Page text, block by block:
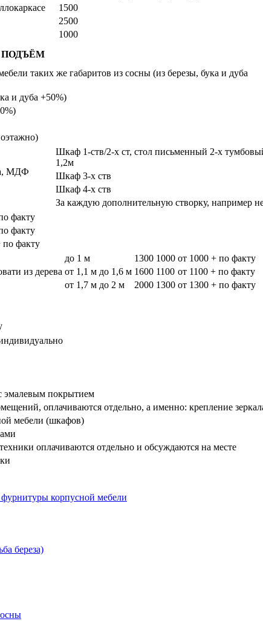
1500
2500
1000
ПОДЪЁМ
таких же габаритов из сосны (из березы, бука и дуба
и дуба +50%)
МДФ
Шкаф 1-ств/2-х ст, стол письменный 2-х
1,2м
Шкаф 3-х ств
Шкаф 4-х ств
За каждую дополнительную створку, например
факту
факту
по факту
из дерева
до 1 м 1300 1000 от 1000 + по факту
от 1,1 м до 1,6 м 1600 1100 от 1100 + по факту
от 1,7 м до 2 м
2000 1300 от 1300 + по факту
эмалевым покрытием
оплачиваются отдельно, а именно: крепление
мебели (шкафов)
оплачиваются отдельно и обсуждаются на месте
береза)